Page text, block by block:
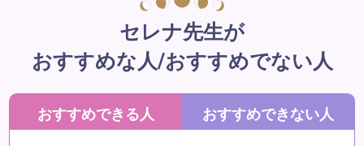
セレナ先生が
おすすめな人/おすすめでない人
おすすめできる人 おすすめできない人